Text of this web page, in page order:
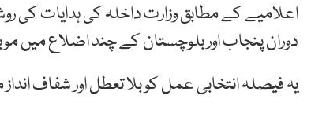
دوران پنجاب اور بلوچستان کے چند اضلاع میں
یہ فیصلہ انتخابی عمل کو بلا تعطل اور شفاف